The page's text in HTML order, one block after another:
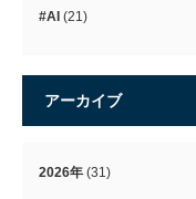
#AI (21)
アーカイブ
2026年 (31)